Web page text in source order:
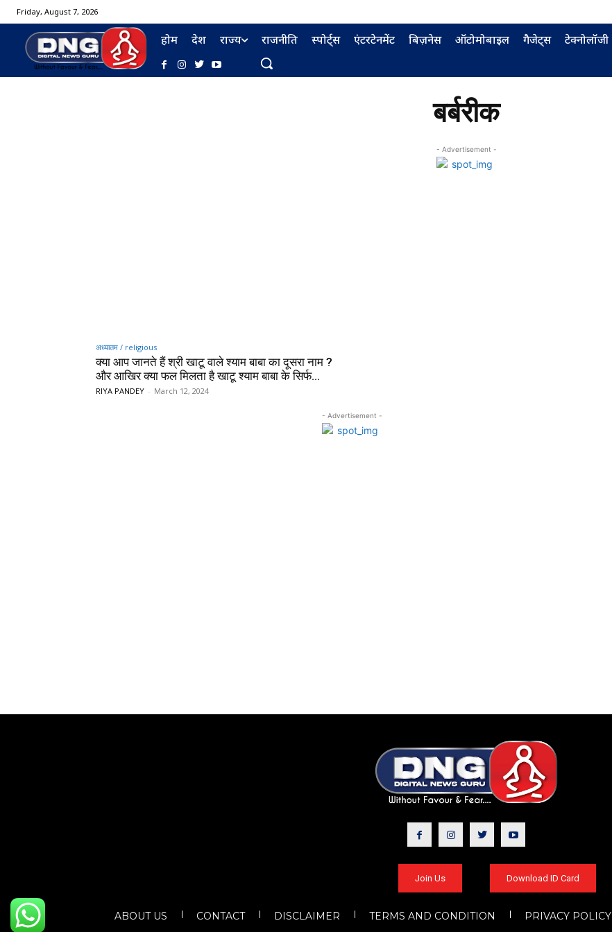
Friday, August 7, 2026
होम देश राज्य राजनीति स्पोर्ट्स एंटरटेनमेंट बिज़नेस ऑटोमोबाइल गैजेट्स टेक्नोलॉजी
बर्बरीक
- Advertisement -
अध्यातम / religious
क्या आप जानते हैं श्री खाटू वाले श्याम बाबा का दूसरा नाम ?
और आखिर क्या फल मिलता है खाटू श्याम बाबा के सिर्फ...
RIYA PANDEY - March 12, 2024
- Advertisement -
Join Us Download ID Card
ABOUT US CONTACT DISCLAIMER TERMS AND CONDITION PRIVACY POLICY